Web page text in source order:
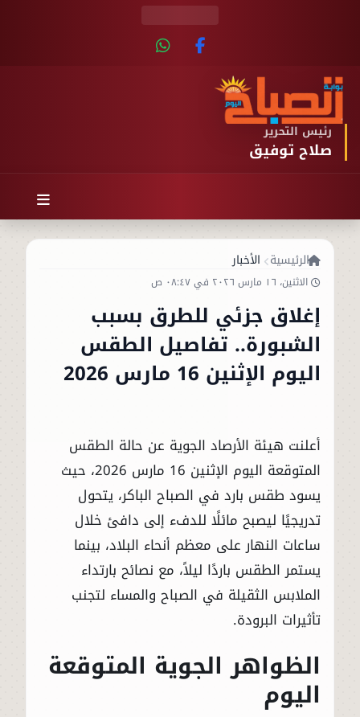
رئيس التحرير
صلاح توفيق
الرئيسية الأخبار
الاثنين، ١٦ مارس ٢٠٢٦ في ٠٨:٤٧ ص
إغلاق جزئي للطرق بسبب
الشبورة.. تفاصيل الطقس
اليوم الإثنين 16 مارس 2026
أعلنت هيئة الأرصاد الجوية عن حالة الطقس
المتوقعة اليوم الإثنين 16 مارس 2026، حيث
يسود طقس بارد في الصباح الباكر، يتحول
تدريجيًا ليصبح مائلًا للدفء إلى دافئ خلال
ساعات النهار على معظم أنحاء البلاد، بينما
يستمر الطقس باردًا ليلاً، مع نصائح بارتداء
الملابس الثقيلة في الصباح والمساء لتجنب
تأثيرات البرودة.
الظواهر الجوية المتوقعة
اليوم